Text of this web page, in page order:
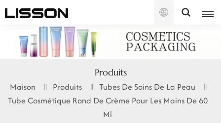
Français
English
français
русский
Produits
Maison Produits
Tubes De Soins De La Peau
Tube Cosmétique Rond De Crème Pour Les Mains De 60
Ml